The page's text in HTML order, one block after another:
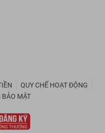
QUY CHẾ HOẠT ĐỘNG
BẢO MẬT